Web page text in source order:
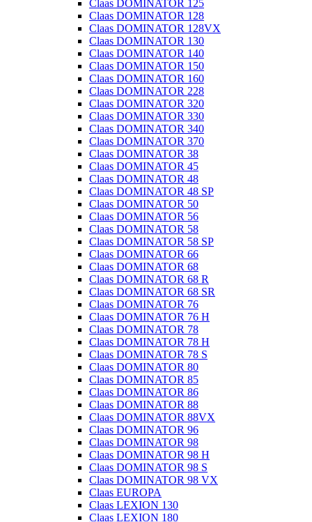
Claas DOMINATOR 125
Claas DOMINATOR 128
Claas DOMINATOR 128VX
Claas DOMINATOR 130
Claas DOMINATOR 140
Claas DOMINATOR 150
Claas DOMINATOR 160
Claas DOMINATOR 228
Claas DOMINATOR 320
Claas DOMINATOR 330
Claas DOMINATOR 340
Claas DOMINATOR 370
Claas DOMINATOR 38
Claas DOMINATOR 45
Claas DOMINATOR 48
Claas DOMINATOR 48 SP
Claas DOMINATOR 50
Claas DOMINATOR 56
Claas DOMINATOR 58
Claas DOMINATOR 58 SP
Claas DOMINATOR 66
Claas DOMINATOR 68
Claas DOMINATOR 68 R
Claas DOMINATOR 68 SR
Claas DOMINATOR 76
Claas DOMINATOR 76 H
Claas DOMINATOR 78
Claas DOMINATOR 78 H
Claas DOMINATOR 78 S
Claas DOMINATOR 80
Claas DOMINATOR 85
Claas DOMINATOR 86
Claas DOMINATOR 88
Claas DOMINATOR 88VX
Claas DOMINATOR 96
Claas DOMINATOR 98
Claas DOMINATOR 98 H
Claas DOMINATOR 98 S
Claas DOMINATOR 98 VX
Claas EUROPA
Claas LEXION 130
Claas LEXION 180